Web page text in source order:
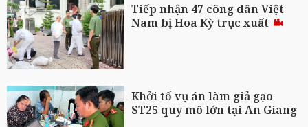
Tiếp nhận 47 công dân Việt
Nam bị Hoa Kỳ trục xuất
Khởi tố vụ án làm giả gạo
ST25 quy mô lớn tại An Giang